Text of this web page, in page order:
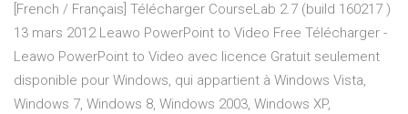
[French / Français] Télécharger CourseLab 2.7 (build 160217 )
13 mars 2012 Leawo PowerPoint to Video Free Télécharger -
Leawo PowerPoint to Video avec licence Gratuit seulement
disponible pour Windows, qui appartient à Windows Vista,
Windows 7, Windows 8, Windows 2003, Windows XP,